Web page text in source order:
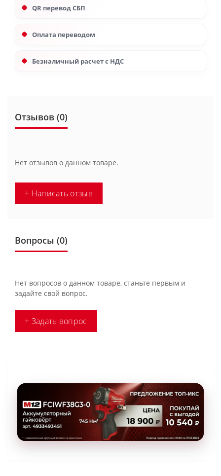
QR перевод СБП
Оплата переводом
Безналичный расчет с НДС
Отзывов (0)
Нет отзывов о данном товаре.
+ Написать отзыв
Вопросы (0)
Нет вопросов о данном товаре, станьте первым и
задайте свой вопрос.
+ Задать вопрос